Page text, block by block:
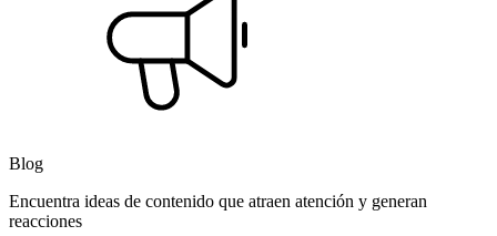
Blog
Encuentra ideas de contenido que atraen atención y generan
reacciones